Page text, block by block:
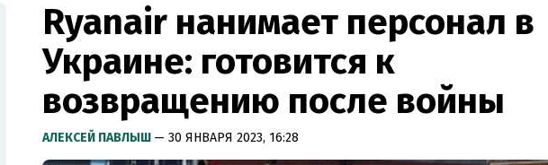
Ryanair нанимает персонал в
Украине: готовится к
возвращению после войны
АЛЕКСЕЙ ПАВЛЫШ — 30 ЯНВАРЯ 2023, 16:28